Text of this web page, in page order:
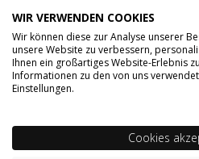
Schwarz 1100
WIR VERWENDEN COOKIES
Wir können diese zur Analyse unserer
unsere Website zu verbessern,
Ihnen ein großartiges Website-Erlebnis
Informationen zu den von uns
Einstellungen.
Cookies